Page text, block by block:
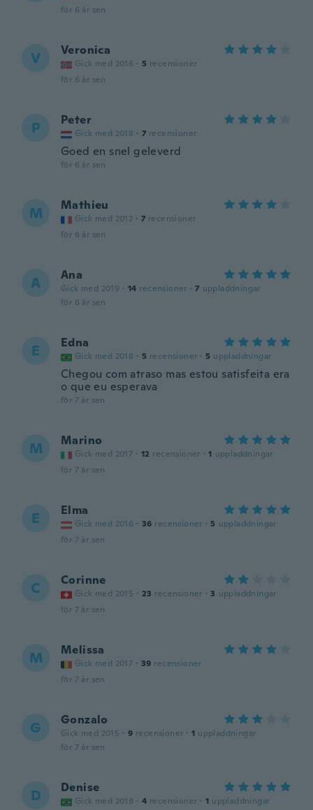
för 6 år sen
V Veronica
Gick med 2016 · 5 recensioner
för 6 år sen
P Peter
Gick med 2018 · 7 recensioner
Goed en snel geleverd
för 6 år sen
M Mathieu
Gick med 2012 · 7 recensioner
för 6 år sen
A Ana
Gick med 2019 · 14 recensioner · 7 uppladdningar
för 6 år sen
E Edna
Gick med 2018 · 5 recensioner · 5 uppladdningar
Chegou com atraso mas estou satisfeita era
o que eu esperava
för 7 år sen
M Marino
Gick med 2017 · 12 recensioner · 1 uppladdningar
för 7 år sen
E Elma
Gick med 2016 · 36 recensioner · 5 uppladdningar
för 7 år sen
C Corinne
Gick med 2015 · 23 recensioner · 3 uppladdningar
för 7 år sen
M Melissa
Gick med 2017 · 39 recensioner
för 7 år sen
G Gonzalo
Gick med 2015 · 9 recensioner · 1 uppladdningar
för 7 år sen
D Denise
Gick med 2019 · 4 recensioner · 1 uppladdningar